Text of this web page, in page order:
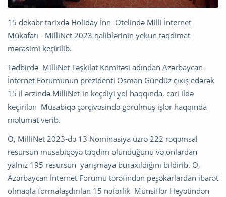
15 dekabr tarixdə Holiday İnn Otelində Milli İnternet
Mükafatı - MilliNet 2023 qaliblərinin yekun təqdimat
mərasimi keçirilib.
Tədbirdə MilliNet Təşkilat Komitəsi adından Azərbaycan
İnternet Forumunun prezidenti Osman Gündüz çıxış edərək
15 il ərzində MilliNet-in keçdiyi yol haqqında, cari ildə
keçirilən Müsabiqə çərçivəsində görülmüş işlər haqqında
məlumat verib.
O, MilliNet 2023-də 13 Nominasiya üzrə 222 rəqəmsal
resursun müsabiqəyə təqdim olunduğunu və onlardan
yalnız 195 resursun yarışmaya buraxıldığını bildirib. O,
Azərbaycan İnternet Forumu tərəfindən peşəkarlardan ibarət
olmaqla formalaşdırılan 15 nəfərlik Münsiflər Heyətindən